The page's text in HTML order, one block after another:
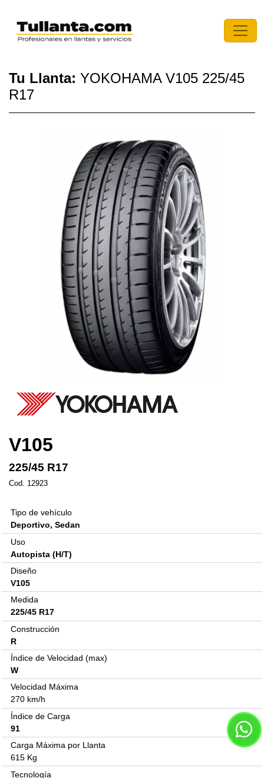
Tu Llanta: YOKOHAMA V105 225/45
R17
V105
225/45 R17
Cod. 12923
Tipo de vehículo
Deportivo, Sedan
Uso
Autopista (H/T)
Diseño
V105
Medida
225/45 R17
Construcción
R
Índice de Velocidad (max)
W
Velocidad Máxima
270 km/h
Índice de Carga
91
Carga Máxima por Llanta
615 Kg
Tecnología